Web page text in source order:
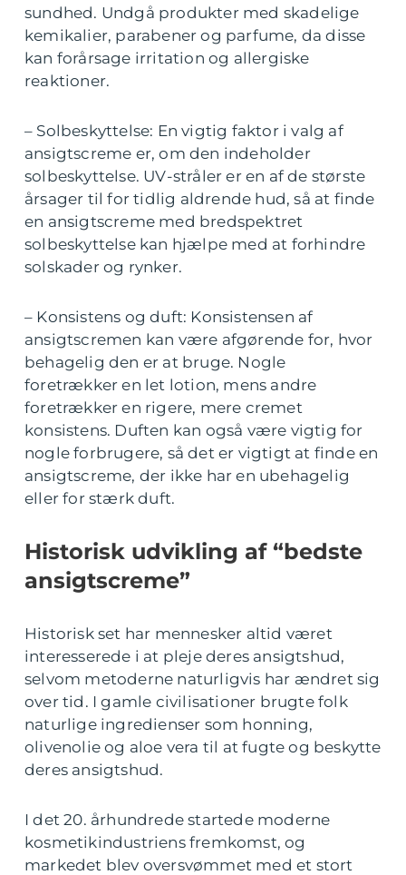
sundhed. Undgå produkter med skadelige
kemikalier, parabener og parfume, da disse
kan forårsage irritation og allergiske
reaktioner.
– Solbeskyttelse: En vigtig faktor i valg af
ansigtscreme er, om den indeholder
solbeskyttelse. UV-stråler er en af de største
årsager til for tidlig aldrende hud, så at finde
en ansigtscreme med bredspektret
solbeskyttelse kan hjælpe med at forhindre
solskader og rynker.
– Konsistens og duft: Konsistensen af
ansigtscremen kan være afgørende for, hvor
behagelig den er at bruge. Nogle
foretrækker en let lotion, mens andre
foretrækker en rigere, mere cremet
konsistens. Duften kan også være vigtig for
nogle forbrugere, så det er vigtigt at finde en
ansigtscreme, der ikke har en ubehagelig
eller for stærk duft.
Historisk udvikling af “bedste
ansigtscreme”
Historisk set har mennesker altid været
interesserede i at pleje deres ansigtshud,
selvom metoderne naturligvis har ændret sig
over tid. I gamle civilisationer brugte folk
naturlige ingredienser som honning,
olivenolie og aloe vera til at fugte og beskytte
deres ansigtshud.
I det 20. århundrede startede moderne
kosmetikindustriens fremkomst, og
markedet blev oversvømmet med et stort